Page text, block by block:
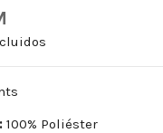
100% Poliéster